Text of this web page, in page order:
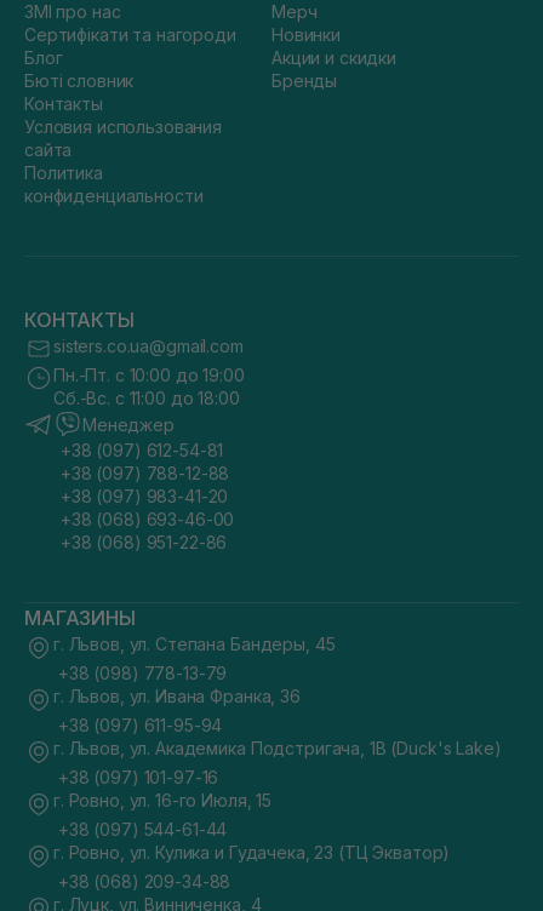
ЗМІ про нас
Сертифікати та нагороди
Блог
Бюті словник
Контакты
Условия использования
сайта
Политика
конфиденциальности
Мерч
Новинки
Акции и скидки
Бренды
КОНТАКТЫ
sisters.co.ua@gmail.com
Пн.-Пт. с 10:00 до 19:00
Сб.-Вс. с 11:00 до 18:00
Менеджер
+38 (097) 612-54-81
+38 (097) 788-12-88
+38 (097) 983-41-20
+38 (068) 693-46-00
+38 (068) 951-22-86
МАГАЗИНЫ
г. Львов, ул. Степана Бандеры, 45
+38 (098) 778-13-79
г. Львов, ул. Ивана Франка, 36
+38 (097) 611-95-94
г. Львов, ул. Академика Подстригача, 1В (Duck's Lake)
+38 (097) 101-97-16
г. Ровно, ул. 16-го Июля, 15
+38 (097) 544-61-44
г. Ровно, ул. Кулика и Гудачека, 23 (ТЦ Экватор)
+38 (068) 209-34-88
г. Луцк, ул. Винниченка, 4